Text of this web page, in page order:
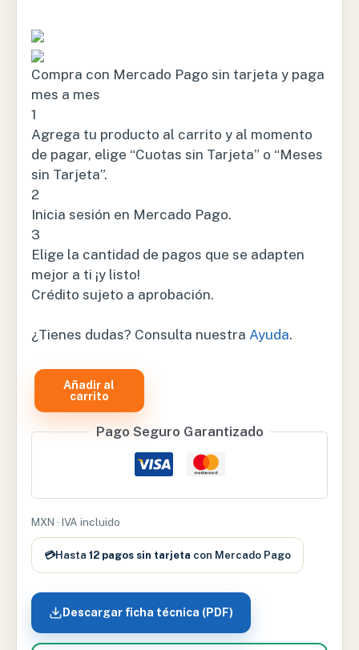
Compra con Mercado Pago sin tarjeta y paga
mes a mes
1
Agrega tu producto al carrito y al momento
de pagar, elige “Cuotas sin Tarjeta” o “Meses
sin Tarjeta”.
2
Inicia sesión en Mercado Pago.
3
Elige la cantidad de pagos que se adapten
mejor a ti ¡y listo!
Crédito sujeto a aprobación.
¿Tienes dudas? Consulta nuestra Ayuda.
OFTALMOSCOPIO
HALOGENA
2.5
V
X-
001.88.106
cantidad
Añadir al
carrito
Pago Seguro Garantizado
MXN · IVA incluido
💳Hasta 12 pagos sin tarjeta con Mercado Pago
Descargar ficha técnica (PDF)